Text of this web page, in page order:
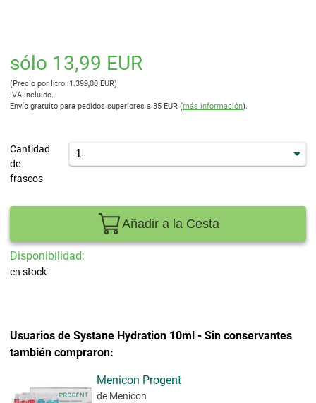
sólo 13,99 EUR
(Precio por litro: 1.399,00 EUR)
IVA incluido.
Envío gratuito para pedidos superiores a 35 EUR (más información).
Cantidad
de
frascos
Añadir a la Cesta
Disponibilidad:
en stock
Usuarios de Systane Hydration 10ml - Sin conservantes
también compraron:
Menicon Progent
de Menicon